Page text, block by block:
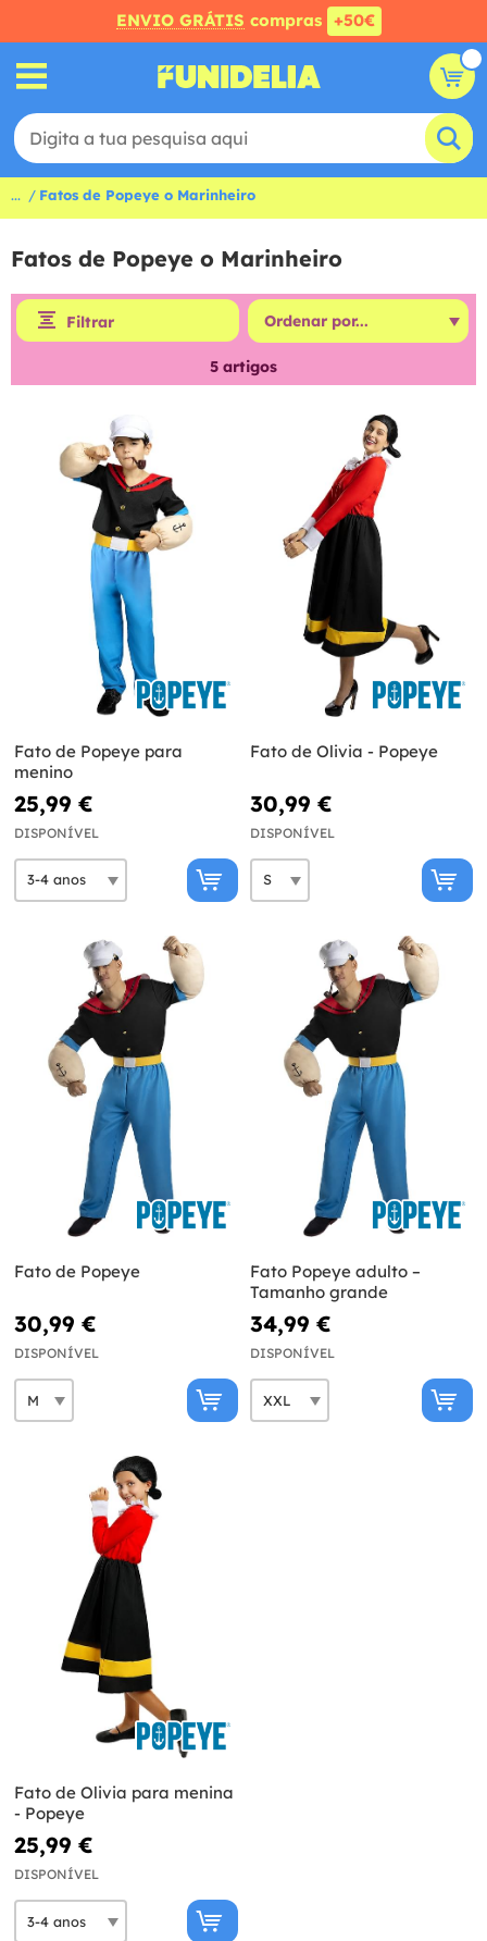
ENVIO GRÁTIS compras +50€
... Fatos de Popeye o Marinheiro
Fatos de Popeye o Marinheiro
Filtrar
5 artigos
Fato de Popeye para
menino
25,99 €
DISPONÍVEL
Fato de Olivia - Popeye
30,99 €
DISPONÍVEL
Fato de Popeye
30,99 €
DISPONÍVEL
Fato Popeye adulto –
Tamanho grande
34,99 €
DISPONÍVEL
Fato de Olivia para menina
- Popeye
25,99 €
DISPONÍVEL